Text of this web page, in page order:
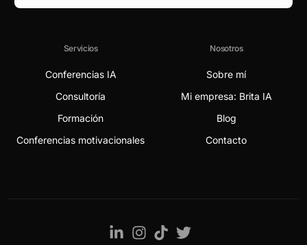
Servicios
Conferencias IA
Consultoría
Formación
Conferencias motivacionales
Nosotros
Sobre mí
Mi empresa: Brita IA
Blog
Contacto